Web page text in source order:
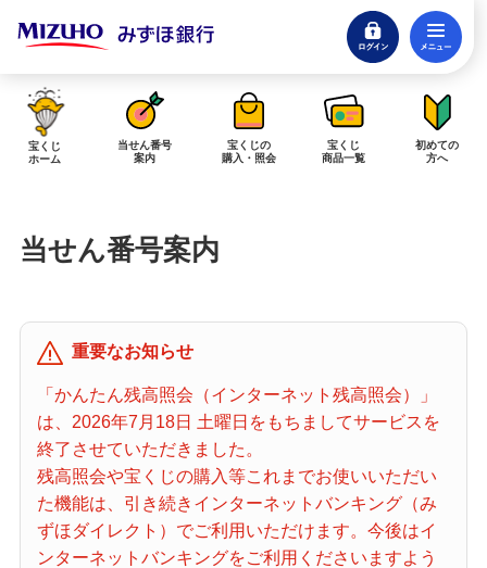
ログイン
閉じる
みずほダイレクトログイン
当せん金の受取方法について
購入した宝くじの確認方法について
「代金が引き落としされない」「購入明細に表示されない」にお答えしま
す。
宝くじホーム
当せん番号案内
宝くじ
ホーム
当せん番号
案内
宝くじの
購入・照会
宝くじ
商品一覧
初めての
方へ
当せん番号案内
重要なお知らせ
「かんたん残高照会（インターネット残高照会）」
は、2026年7月18日 土曜日をもちましてサービスを
終了させていただきました。
残高照会や宝くじの購入等これまでお使いいただい
た機能は、引き続きインターネットバンキング（み
ずほダイレクト）でご利用いただけます。今後はイ
ンターネットバンキングをご利用くださいますよう